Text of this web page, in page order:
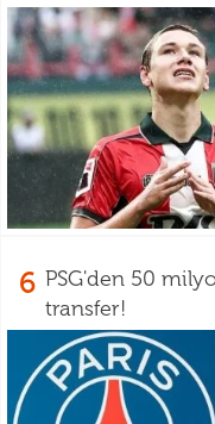
6 PSG'den 50
transfer!